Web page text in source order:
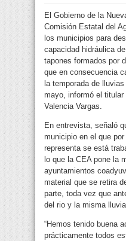
El Gobierno de la
Comisión Estatal del
los municipios para
capacidad hidráulica
tapones formados por
que en consecuencia
la temporada de
mayo, informó el
Valencia Vargas.
En entrevista, señaló
municipio en el que
representa se está
lo que la CEA pone la
ayuntamientos
material que se retira
parte, toda vez que
del rio y la misma
“Hemos tenido buena
prácticamente todos